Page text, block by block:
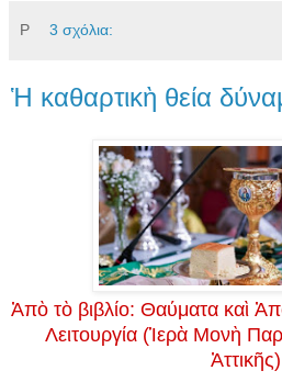
Ρ 3 σχόλια:
Ἡ καθαρτικὴ θεία
Ἀπὸ τὸ βιβλίο: Θαύματα καὶ
Λειτουργία (Ἱερὰ Μονὴ
Ἀττικῆς)